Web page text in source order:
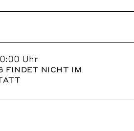
Uhr
FINDET NICHT IM